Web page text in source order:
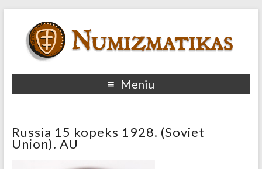
Meniu
Russia 15 kopeks 1928. (Soviet
Union). AU